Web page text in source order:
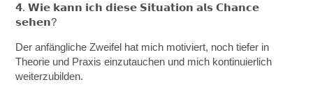
𝟰. 𝗪𝗶𝗲 𝗸𝗮𝗻𝗻 𝗶𝗰𝗵 𝗱𝗶𝗲𝘀𝗲 𝗦𝗶𝘁𝘂𝗮𝘁𝗶𝗼𝗻 𝗮𝗹𝘀 𝗖𝗵𝗮𝗻𝗰𝗲
𝘀𝗲𝗵𝗲𝗻?
Der anfängliche Zweifel hat mich motiviert, noch tiefer in
Theorie und Praxis einzutauchen und mich kontinuierlich
weiterzubilden.